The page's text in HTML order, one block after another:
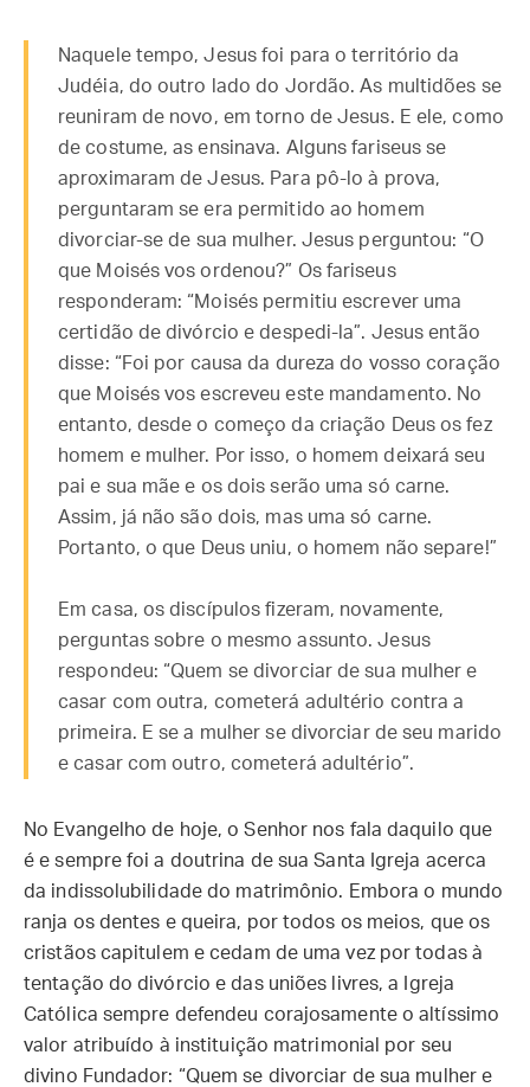
Naquele tempo, Jesus foi para o território da
Judéia, do outro lado do Jordão. As multidões se
reuniram de novo, em torno de Jesus. E ele, como
de costume, as ensinava. Alguns fariseus se
aproximaram de Jesus. Para pô-lo à prova,
perguntaram se era permitido ao homem
divorciar-se de sua mulher. Jesus perguntou: “O
que Moisés vos ordenou?” Os fariseus
responderam: “Moisés permitiu escrever uma
certidão de divórcio e despedi-la”. Jesus então
disse: “Foi por causa da dureza do vosso coração
que Moisés vos escreveu este mandamento. No
entanto, desde o começo da criação Deus os fez
homem e mulher. Por isso, o homem deixará seu
pai e sua mãe e os dois serão uma só carne.
Assim, já não são dois, mas uma só carne.
Portanto, o que Deus uniu, o homem não separe!”
Em casa, os discípulos fizeram, novamente,
perguntas sobre o mesmo assunto. Jesus
respondeu: “Quem se divorciar de sua mulher e
casar com outra, cometerá adultério contra a
primeira. E se a mulher se divorciar de seu marido
e casar com outro, cometerá adultério”.
No Evangelho de hoje, o Senhor nos fala daquilo que
é e sempre foi a doutrina de sua Santa Igreja acerca
da indissolubilidade do matrimônio. Embora o mundo
ranja os dentes e queira, por todos os meios, que os
cristãos capitulem e cedam de uma vez por todas à
tentação do divórcio e das uniões livres, a Igreja
Católica sempre defendeu corajosamente o altíssimo
valor atribuído à instituição matrimonial por seu
divino Fundador: “Quem se divorciar de sua mulher e